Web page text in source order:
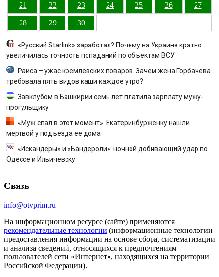
21 22 23 24 25 26 27
28 29 30
«Русский Starlink» заработал? Почему на Украине кратно
увеличилась точность попаданий по объектам ВСУ
Раиса – ужас кремлевских поваров. Зачем жена Горбачева
требовала пять видов каши каждое утро?
Завклубом в Башкирии семь лет платила зарплату мужу-
прогульщику
«Муж спал в этот момент». Екатеринбурженку нашли
мертвой у подъезда ее дома
«Искандеры» и «Бандероли»: ночной добивающий удар по
Одессе и Ильичевску
Связь
info@otvprim.ru
На информационном ресурсе (сайте) применяются
рекомендательные технологии (информационные технологии
предоставления информации на основе сбора, систематизации
и анализа сведений, относящихся к предпочтениям
пользователей сети «Интернет», находящихся на территории
Российской Федерации).